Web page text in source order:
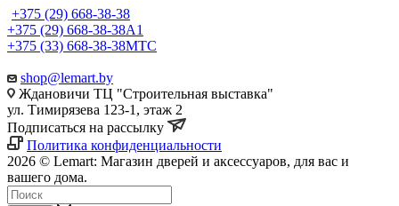
+375 (29) 668-38-38
+375 (29) 668-38-38A1
+375 (33) 668-38-38МТС
shop@lemart.by
Ждановичи ТЦ "Строительная выставка"
ул. Тимирязева 123-1, этаж 2
Подписаться на рассылку
Политика конфиденциальности
2026 © Lemart: Магазин дверей и аксессуаров, для вас и
вашего дома.